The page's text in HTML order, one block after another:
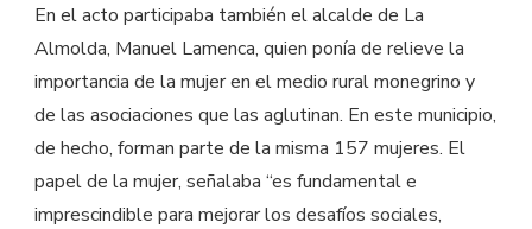
En el acto participaba también el alcalde de La
Almolda, Manuel Lamenca, quien ponía de relieve la
importancia de la mujer en el medio rural monegrino y
de las asociaciones que las aglutinan. En este municipio,
de hecho, forman parte de la misma 157 mujeres. El
papel de la mujer, señalaba “es fundamental e
imprescindible para mejorar los desafíos sociales,